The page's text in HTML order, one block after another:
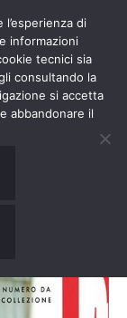
di
informazioni
tecnici sia
consultando la
si accetta
abbandonare il